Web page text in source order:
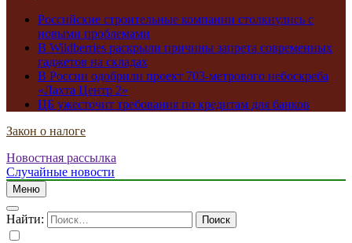
Российские строительные компании столкнулись с
новыми проблемами
В Wildberries раскрыли причины запрета современных
гаджетов на складах
В России одобрили проект 703-метрового небоскреба
«Лахта Центр 2»
ЦБ ужесточит требования по кредитам для банков
Закон о налоге
Новостная рассылка
Случайные новости
Меню
Найти: